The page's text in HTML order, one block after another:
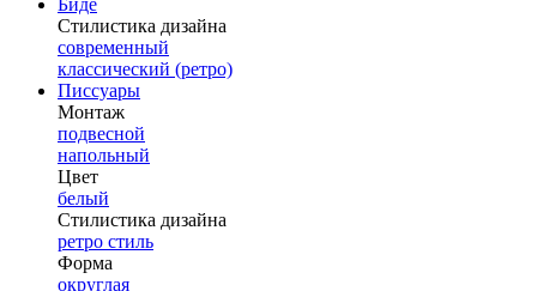
Биде
Стилистика дизайна
современный
классический (ретро)
Писсуары
Монтаж
подвесной
напольный
Цвет
белый
Стилистика дизайна
ретро стиль
Форма
округлая